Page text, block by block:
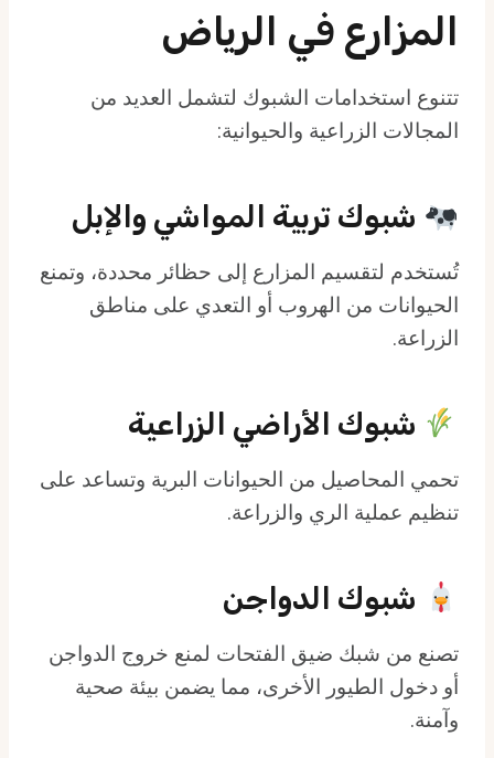
المزارع في الرياض
تتنوع استخدامات الشبوك لتشمل العديد من
المجالات الزراعية والحيوانية:
شبوك تربية المواشي والإبل
تُستخدم لتقسيم المزارع إلى حظائر محددة، وتمنع
الحيوانات من الهروب أو التعدي على مناطق
الزراعة.
شبوك الأراضي الزراعية
تحمي المحاصيل من الحيوانات البرية وتساعد على
تنظيم عملية الري والزراعة.
شبوك الدواجن
تصنع من شبك ضيق الفتحات لمنع خروج الدواجن
أو دخول الطيور الأخرى، مما يضمن بيئة صحية
وآمنة.